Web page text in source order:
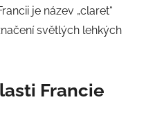
je název „claret“
světlých lehkých
Francie